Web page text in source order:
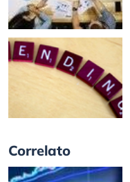
Correlato